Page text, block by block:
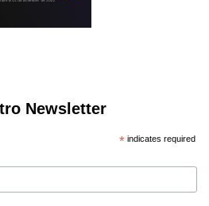
Newsletter
*indicates required